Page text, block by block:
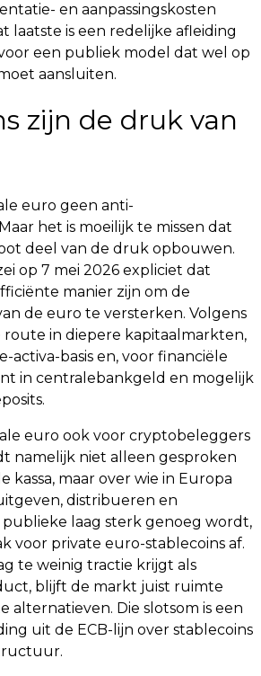
en aanpassingskosten
laatste is een redelijke afleiding
een publiek model dat wel op
aansluiten.
zijn de druk van
euro geen anti-
het is moeilijk te missen dat
deel van de druk opbouwen.
op 7 mei 2026 expliciet dat
manier zijn om de
de euro te versterken. Volgens
route in diepere kapitaalmarkten,
activa-basis en, voor financiële
in centralebankgeld en mogelijk
euro ook voor cryptobeleggers
namelijk niet alleen gesproken
kassa, maar over wie in Europa
distribueren en
publieke laag sterk genoeg wordt,
voor private euro-stablecoins af.
te weinig tractie krijgt als
blijft de markt juist ruimte
alternatieven. Die slotsom is een
uit de ECB-lijn over stablecoins